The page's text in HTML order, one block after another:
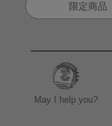
限定商品
May I help you?